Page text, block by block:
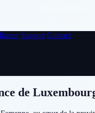
Support Contact
de